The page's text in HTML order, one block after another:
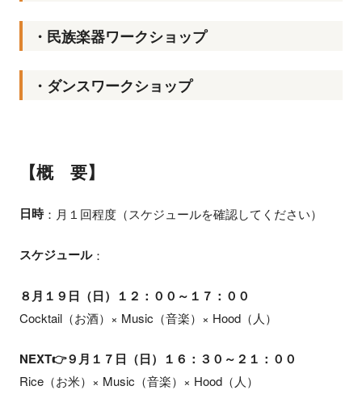
・民族楽器ワークショップ
・ダンスワークショップ
【概 要】
日時：月１回程度（スケジュールを確認してください）
スケジュール：
８月１９日（日）１２：００～１７：００
Cocktail（お酒）× Music（音楽）× Hood（人）
NEXT👉９月１７日（日）１６：３０～２１：００
Rice（お米）× Music（音楽）× Hood（人）